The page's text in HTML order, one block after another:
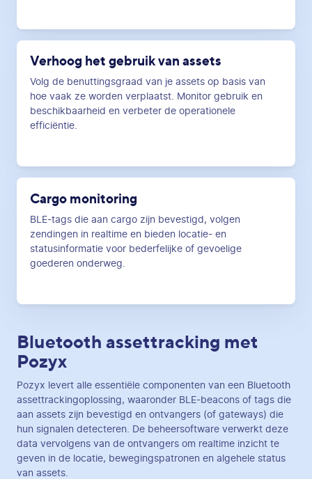
Verhoog het gebruik van assets
Volg de benuttingsgraad van je assets op basis van
hoe vaak ze worden verplaatst. Monitor gebruik en
beschikbaarheid en verbeter de operationele
efficiëntie.
Cargo monitoring
BLE-tags die aan cargo zijn bevestigd, volgen
zendingen in realtime en bieden locatie- en
statusinformatie voor bederfelijke of gevoelige
goederen onderweg.
Bluetooth assettracking met
Pozyx
Pozyx levert alle essentiële componenten van een Bluetooth
assettrackingoplossing, waaronder BLE-beacons of tags die
aan assets zijn bevestigd en ontvangers (of gateways) die
hun signalen detecteren. De beheersoftware verwerkt deze
data vervolgens van de ontvangers om realtime inzicht te
geven in de locatie, bewegingspatronen en algehele status
van assets.